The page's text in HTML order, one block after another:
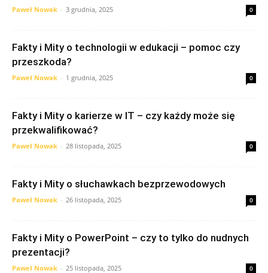
Paweł Nowak - 3 grudnia, 2025 0
Fakty i Mity o technologii w edukacji – pomoc czy
przeszkoda?
Paweł Nowak - 1 grudnia, 2025 0
Fakty i Mity o karierze w IT – czy każdy może się
przekwalifikować?
Paweł Nowak - 28 listopada, 2025 0
Fakty i Mity o słuchawkach bezprzewodowych
Paweł Nowak - 26 listopada, 2025 0
Fakty i Mity o PowerPoint – czy to tylko do nudnych
prezentacji?
Paweł Nowak - 25 listopada, 2025 0